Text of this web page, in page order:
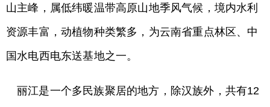
山主峰，属低纬暖温带高原山地季风气候，境内水利
资源丰富，动植物种类繁多，为云南省重点林区、中
国水电西电东送基地之一。
丽江是一个多民族聚居的地方，除汉族外，共有12